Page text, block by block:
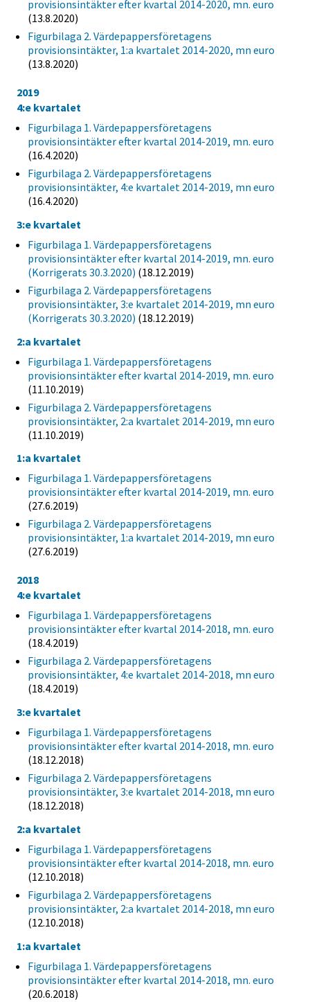
provisionsintäkter efter kvartal 2014-2020, mn. euro
(13.8.2020)
Figurbilaga 2. Värdepappersföretagens
provisionsintäkter, 1:a kvartalet 2014-2020, mn euro
(13.8.2020)
2019
4:e kvartalet
Figurbilaga 1. Värdepappersföretagens
provisionsintäkter efter kvartal 2014-2019, mn. euro
(16.4.2020)
Figurbilaga 2. Värdepappersföretagens
provisionsintäkter, 4:e kvartalet 2014-2019, mn euro
(16.4.2020)
3:e kvartalet
Figurbilaga 1. Värdepappersföretagens
provisionsintäkter efter kvartal 2014-2019, mn. euro
(Korrigerats 30.3.2020) (18.12.2019)
Figurbilaga 2. Värdepappersföretagens
provisionsintäkter, 3:e kvartalet 2014-2019, mn euro
(Korrigerats 30.3.2020) (18.12.2019)
2:a kvartalet
Figurbilaga 1. Värdepappersföretagens
provisionsintäkter efter kvartal 2014-2019, mn. euro
(11.10.2019)
Figurbilaga 2. Värdepappersföretagens
provisionsintäkter, 2:a kvartalet 2014-2019, mn euro
(11.10.2019)
1:a kvartalet
Figurbilaga 1. Värdepappersföretagens
provisionsintäkter efter kvartal 2014-2019, mn. euro
(27.6.2019)
Figurbilaga 2. Värdepappersföretagens
provisionsintäkter, 1:a kvartalet 2014-2019, mn euro
(27.6.2019)
2018
4:e kvartalet
Figurbilaga 1. Värdepappersföretagens
provisionsintäkter efter kvartal 2014-2018, mn. euro
(18.4.2019)
Figurbilaga 2. Värdepappersföretagens
provisionsintäkter, 4:e kvartalet 2014-2018, mn euro
(18.4.2019)
3:e kvartalet
Figurbilaga 1. Värdepappersföretagens
provisionsintäkter efter kvartal 2014-2018, mn. euro
(18.12.2018)
Figurbilaga 2. Värdepappersföretagens
provisionsintäkter, 3:e kvartalet 2014-2018, mn euro
(18.12.2018)
2:a kvartalet
Figurbilaga 1. Värdepappersföretagens
provisionsintäkter efter kvartal 2014-2018, mn. euro
(12.10.2018)
Figurbilaga 2. Värdepappersföretagens
provisionsintäkter, 2:a kvartalet 2014-2018, mn euro
(12.10.2018)
1:a kvartalet
Figurbilaga 1. Värdepappersföretagens
provisionsintäkter efter kvartal 2014-2018, mn. euro
(20.6.2018)